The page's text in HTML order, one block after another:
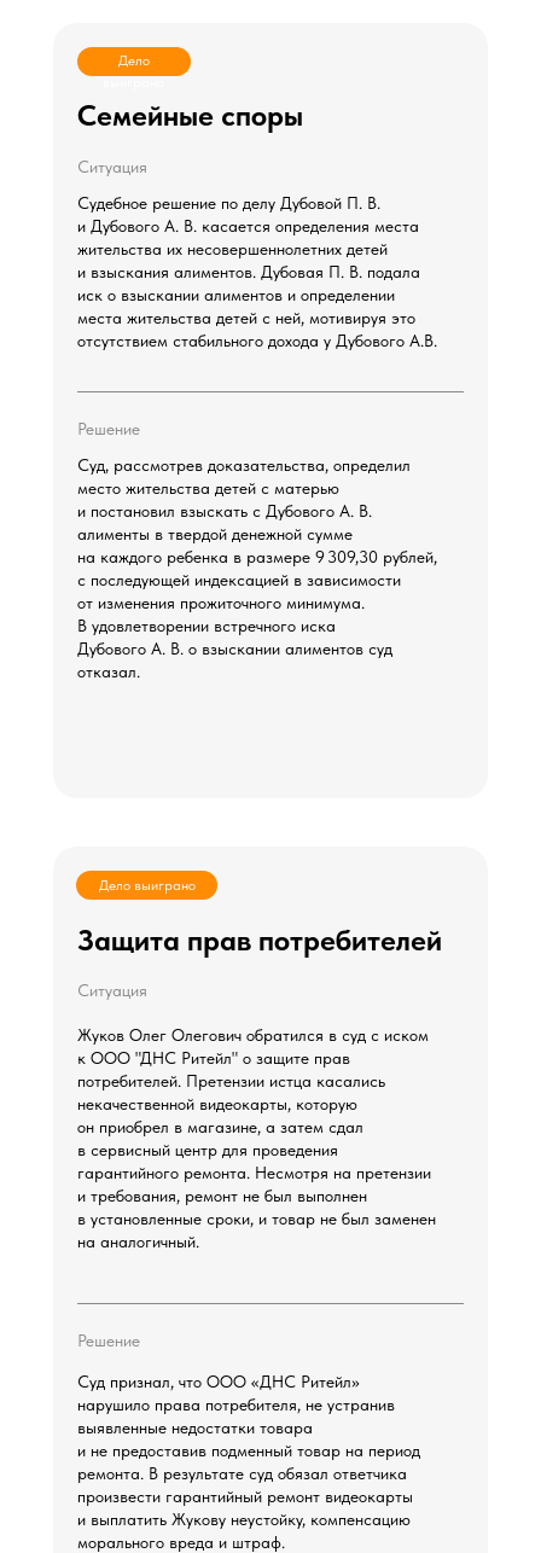
Дело
выиграно
Семейные споры
Ситуация
Судебное решение по делу Дубовой П. В.
и Дубового А. В. касается определения места
жительства их несовершеннолетних детей
и взыскания алиментов. Дубовая П. В. подала
иск о взыскании алиментов и определении
места жительства детей с ней, мотивируя это
отсутствием стабильного дохода у Дубового А.В.
Суд, рассмотрев доказательства, определил
место жительства детей с матерью
и постановил взыскать с Дубового А. В.
алименты в твердой денежной сумме
на каждого ребенка в размере 9 309,30 рублей,
с последующей индексацией в зависимости
от изменения прожиточного минимума.
В удовлетворении встречного иска
Дубового А. В. о взыскании алиментов суд
отказал.
Решение
Дело выиграно
Защита прав потребителей
Ситуация
Жуков Олег Олегович обратился в суд с иском
к ООО "ДНС Ритейл" о защите прав
потребителей. Претензии истца касались
некачественной видеокарты, которую
он приобрел в магазине, а затем сдал
в сервисный центр для проведения
гарантийного ремонта. Несмотря на претензии
и требования, ремонт не был выполнен
в установленные сроки, и товар не был заменен
на аналогичный.
Суд признал, что ООО «ДНС Ритейл»
нарушило права потребителя, не устранив
выявленные недостатки товара
и не предоставив подменный товар на период
ремонта. В результате суд обязал ответчика
произвести гарантийный ремонт видеокарты
и выплатить Жукову неустойку, компенсацию
морального вреда и штраф.
Решение